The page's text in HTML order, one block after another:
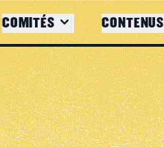
COMITÉS CONTENUS